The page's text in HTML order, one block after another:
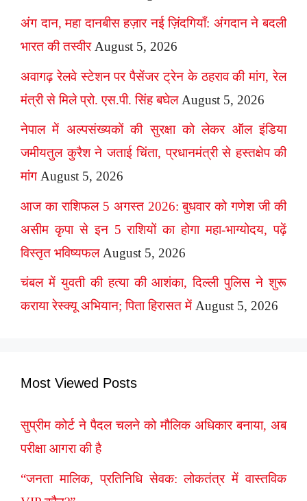
अंग दान, महा दानबीस हज़ार नई ज़िंदगियाँ: अंगदान ने बदली
भारत की तस्वीर August 5, 2026
अवागढ़ रेलवे स्टेशन पर पैसेंजर ट्रेन के ठहराव की मांग, रेल
मंत्री से मिले प्रो. एस.पी. सिंह बघेल August 5, 2026
नेपाल में अल्पसंख्यकों की सुरक्षा को लेकर ऑल इंडिया
जमीयतुल कुरैश ने जताई चिंता, प्रधानमंत्री से हस्तक्षेप की
मांग August 5, 2026
आज का राशिफल 5 अगस्त 2026: बुधवार को गणेश जी की
असीम कृपा से इन 5 राशियों का होगा महा-भाग्योदय, पढ़ें
विस्तृत भविष्यफल August 5, 2026
चंबल में युवती की हत्या की आशंका, दिल्ली पुलिस ने शुरू
कराया रेस्क्यू अभियान; पिता हिरासत में August 5, 2026
Most Viewed Posts
सुप्रीम कोर्ट ने पैदल चलने को मौलिक अधिकार बनाया, अब
परीक्षा आगरा की है
“जनता मालिक, प्रतिनिधि सेवक: लोकतंत्र में वास्तविक